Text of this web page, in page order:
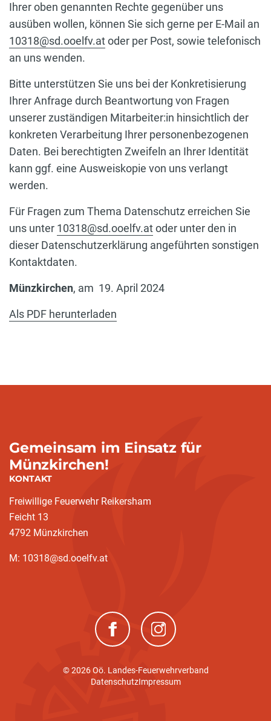
Ihrer oben genannten Rechte gegenüber uns
ausüben wollen, können Sie sich gerne per E-Mail an
10318@sd.ooelfv.atoder per Post, sowie telefonisch
an uns wenden.
Bitte unterstützen Sie uns bei der Konkretisierung
Ihrer Anfrage durch Beantwortung von Fragen
unserer zuständigen Mitarbeiter:in hinsichtlich der
konkreten Verarbeitung Ihrer personenbezogenen
Daten. Bei berechtigten Zweifeln an Ihrer Identität
kann ggf. eine Ausweiskopie von uns verlangt
werden.
Für Fragen zum Thema Datenschutz erreichen Sie
uns unter 10318@sd.ooelfv.atoder unter den in
dieser Datenschutzerklärung angeführten sonstigen
Kontaktdaten.
Münzkirchen, am 19. April 2024
Als PDF herunterladen
Gemeinsam im Einsatz für
Münzkirchen!
KONTAKT
Freiwillige Feuerwehr Reikersham
Feicht 13
4792 Münzkirchen
M: 10318@sd.ooelfv.at
(neues Fenster)(neues Fenster)
© 2026 Oö. Landes-Feuerwehrverband
Datenschutz(current)
Impressum